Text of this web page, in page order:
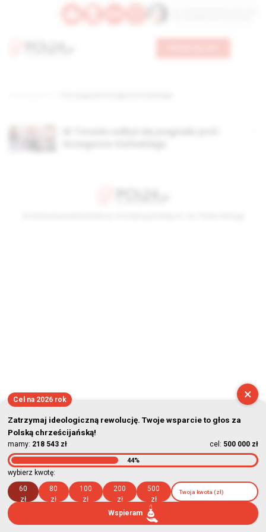
×
Cel na 2026 rok
Zatrzymaj ideologiczną rewolucję. Twoje wsparcie to głos za
Polską chrześcijańską!
mamy: 218 543 zł cel: 500 000 zł
44%
wybierz kwotę:
60
zł
80
zł
100
zł
200
zł
500
zł
Wspieram